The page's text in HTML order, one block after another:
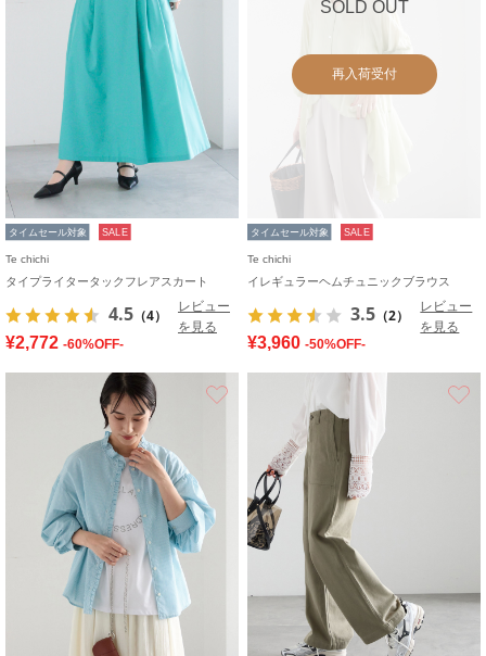
タイムセール対象 SALE
Te chichi
タイプライタータックフレアスカート
4.5 （4）
レビュー
を見る
¥2,772 -60%OFF-
SOLD OUT
再入荷受付
タイムセール対象 SALE
Te chichi
イレギュラーヘムチュニックブラウス
3.5 （2）
レビュー
を見る
¥3,960 -50%OFF-